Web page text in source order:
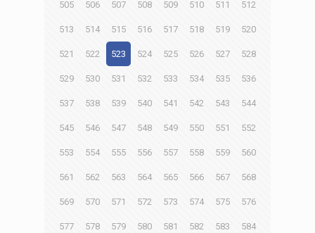
505 506 507 508 509 510 511 512
513 514 515 516 517 518 519 520
521 522 523 524 525 526 527 528
529 530 531 532 533 534 535 536
537 538 539 540 541 542 543 544
545 546 547 548 549 550 551 552
553 554 555 556 557 558 559 560
561 562 563 564 565 566 567 568
569 570 571 572 573 574 575 576
577 578 579 580 581 582 583 584